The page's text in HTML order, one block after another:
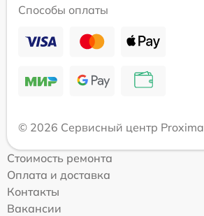
Способы оплаты
© 2026 Сервисный центр Proxima
Стоимость ремонта
Оплата и доставка
Контакты
Вакансии